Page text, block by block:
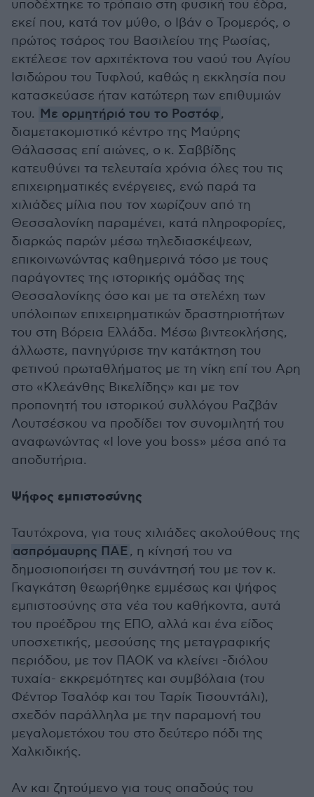
υποδέχτηκε το τρόπαιο στη φυσική του έδρα,
εκεί που, κατά τον μύθο, ο Ιβάν ο Τρομερός, ο
πρώτος τσάρος του Βασιλείου της Ρωσίας,
εκτέλεσε τον αρχιτέκτονα του ναού του Αγίου
Ισιδώρου του Τυφλού, καθώς η εκκλησία που
κατασκεύασε ήταν κατώτερη των επιθυμιών
του. Με ορμητήριό του το Ροστόφ,
διαμετακομιστικό κέντρο της Μαύρης
Θάλασσας επί αιώνες, ο κ. Σαββίδης
κατευθύνει τα τελευταία χρόνια όλες του τις
επιχειρηματικές ενέργειες, ενώ παρά τα
χιλιάδες μίλια που τον χωρίζουν από τη
Θεσσαλονίκη παραμένει, κατά πληροφορίες,
διαρκώς παρών μέσω τηλεδιασκέψεων,
επικοινωνώντας καθημερινά τόσο με τους
παράγοντες της ιστορικής ομάδας της
Θεσσαλονίκης όσο και με τα στελέχη των
υπόλοιπων επιχειρηματικών δραστηριοτήτων
του στη Βόρεια Ελλάδα. Μέσω βιντεοκλήσης,
άλλωστε, πανηγύρισε την κατάκτηση του
φετινού πρωταθλήματος με τη νίκη επί του Αρη
στο «Κλεάνθης Βικελίδης» και με τον
προπονητή του ιστορικού συλλόγου Ραζβάν
Λουτσέσκου να προδίδει τον συνομιλητή του
αναφωνώντας «I love you boss» μέσα από τα
αποδυτήρια.
Ψήφος εμπιστοσύνης
Ταυτόχρονα, για τους χιλιάδες ακολούθους της
ασπρόμαυρης ΠΑΕ, η κίνησή του να
δημοσιοποιήσει τη συνάντησή του με τον κ.
Γκαγκάτση θεωρήθηκε εμμέσως και ψήφος
εμπιστοσύνης στα νέα του καθήκοντα, αυτά
του προέδρου της ΕΠΟ, αλλά και ένα είδος
υποσχετικής, μεσούσης της μεταγραφικής
περιόδου, με τον ΠΑΟΚ να κλείνει -διόλου
τυχαία- εκκρεμότητες και συμβόλαια (του
Φέντορ Τσαλόφ και του Ταρίκ Τισουντάλι),
σχεδόν παράλληλα με την παραμονή του
μεγαλομετόχου του στο δεύτερο πόδι της
Χαλκιδικής.
Αν και ζητούμενο για τους οπαδούς του